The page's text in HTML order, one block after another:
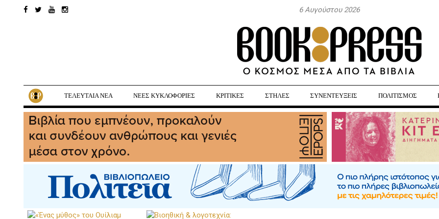
6 Αυγούστου 2026
ΤΕΛΕΥΤΑΙΑ ΝΕΑ ΝΕΕΣ ΚΥΚΛΟΦΟΡΙΕΣ ΚΡΙΤΙΚΕΣ ΣΤΗΛΕΣ ΣΥΝΕΝΤΕΥΞΕΙΣ ΠΟΛΙΤΙΣΜΟΣ